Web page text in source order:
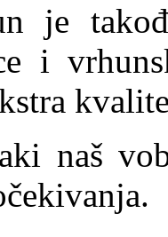
je
i
naš